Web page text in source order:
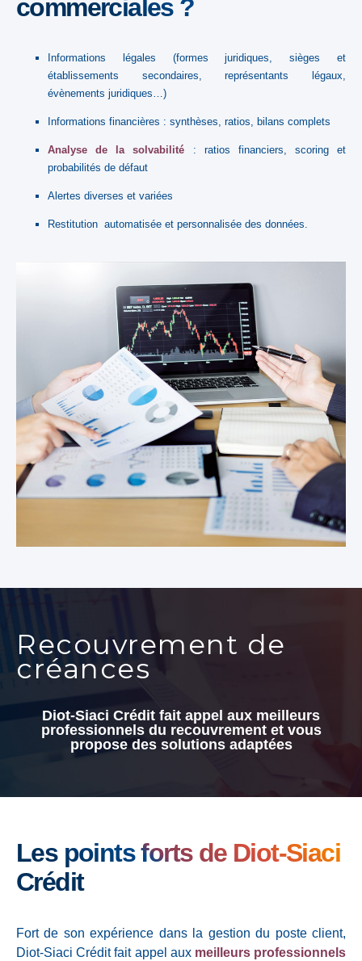
commerciales ?
Informations légales (formes juridiques, sièges et
établissements secondaires, représentants légaux,
évènements juridiques…)
Informations financières : synthèses, ratios, bilans complets
Analyse de la solvabilité : ratios financiers, scoring et
probabilités de défaut
Alertes diverses et variées
Restitution automatisée et personnalisée des données.
Recouvrement de
créances
Diot-Siaci Crédit fait appel aux meilleurs
professionnels du recouvrement et vous
propose des solutions adaptées
Les points forts de Diot-Siaci
Crédit
Fort de son expérience dans la gestion du poste client,
Diot-Siaci Crédit fait appel aux meilleurs professionnels